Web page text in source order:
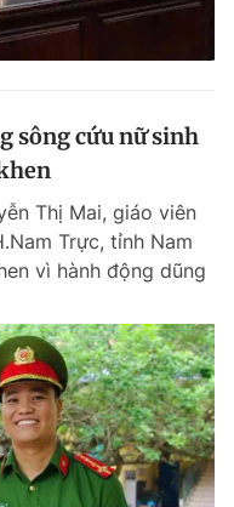
sông cứu nữ sinh
Thị Mai, giáo viên
Trực, tỉnh Nam
vì hành động dũng